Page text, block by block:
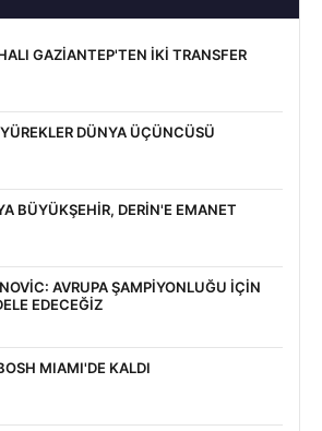
GAZİANTEP'TEN İKİ TRANSFER
DÜNYA ÜÇÜNCÜSÜ
BÜYÜKŞEHİR, DERİN'E EMANET
AVRUPA ŞAMPİYONLUĞU İÇİN
EDECEĞİZ
MIAMI'DE KALDI